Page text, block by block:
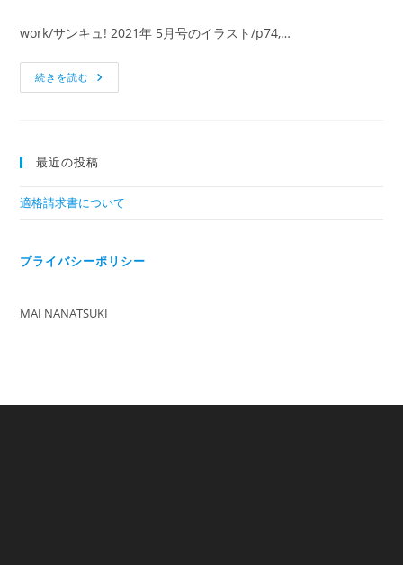
work/サンキュ! 2021年 5月号のイラスト/p74,…
続きを読む
最近の投稿
適格請求書について
プライバシーポリシー
MAI NANATSUKI